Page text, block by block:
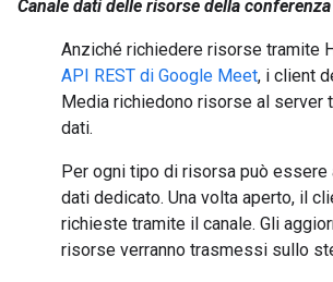
Canale dati delle risorse della conferenza
Anziché richiedere risorse tramite
API REST di Google Meet, i client
Media richiedono risorse al server
dati.
Per ogni tipo di risorsa può essere
dati dedicato. Una volta aperto, il
richieste tramite il canale. Gli
risorse verranno trasmessi sullo